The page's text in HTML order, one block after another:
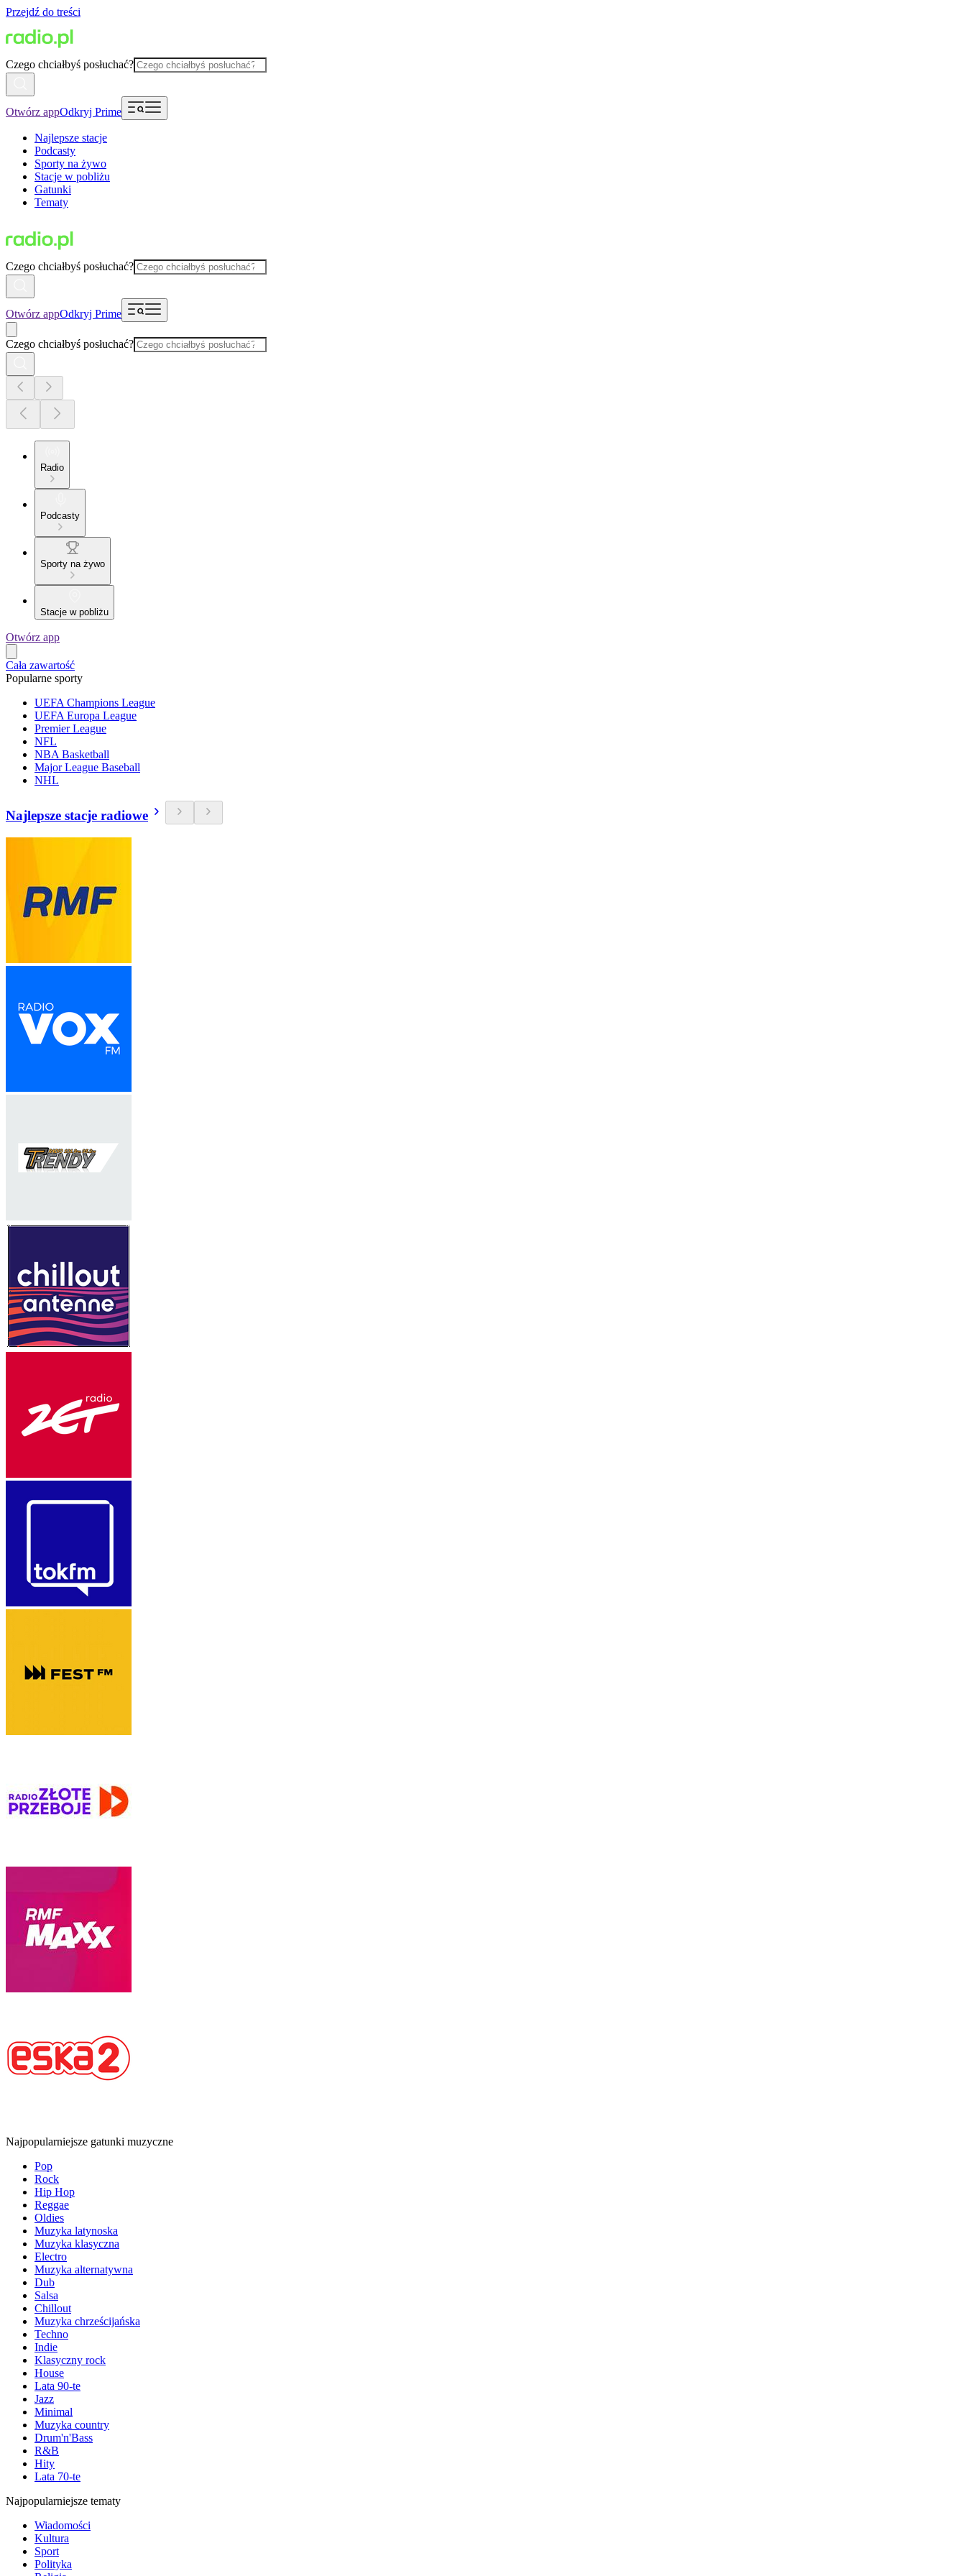
Przejdź do treści
Czego chciałbyś posłuchać?
Otwórz appOdkryj Prime
Najlepsze stacje
Podcasty
Sporty na żywo
Stacje w pobliżu
Gatunki
Tematy
Czego chciałbyś posłuchać?
Otwórz appOdkryj Prime
Czego chciałbyś posłuchać?
Radio
Podcasty
Sporty na żywo
Stacje w pobliżu
Otwórz app
Cała zawartość
Popularne sporty
UEFA Champions League
UEFA Europa League
Premier League
NFL
NBA Basketball
Major League Baseball
NHL
Najlepsze stacje radiowe
Najpopularniejsze gatunki muzyczne
Pop
Rock
Hip Hop
Reggae
Oldies
Muzyka latynoska
Muzyka klasyczna
Electro
Muzyka alternatywna
Dub
Salsa
Chillout
Muzyka chrześcijańska
Techno
Indie
Klasyczny rock
House
Lata 90-te
Jazz
Minimal
Muzyka country
Drum'n'Bass
R&B
Hity
Lata 70-te
Najpopularniejsze tematy
Wiadomości
Kultura
Sport
Polityka